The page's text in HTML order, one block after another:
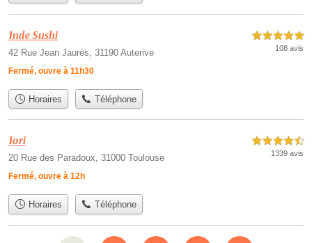
Inde Sushi
42 Rue Jean Jaurès, 31190 Auterive
Fermé, ouvre à 11h30
5,0 étoiles sur 5
108 avis
Horaires Téléphone
Iori
20 Rue des Paradoux, 31000 Toulouse
Fermé, ouvre à 12h
4,5 étoiles sur 5
1339 avis
Horaires Téléphone